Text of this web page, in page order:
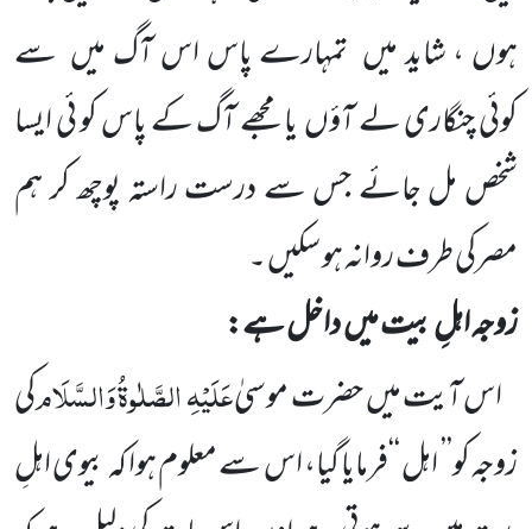
ہوں ، شاید میں تمہارے پاس اس آگ میں سے
کوئیچنگاری لے آؤںیا مجھے آگ کے پاس کو ئی ایسا
شخص مل جائے جس سے درست راستہ پوچھ کر ہم
مصرکی طرف روانہ ہو سکیں ۔
زوجہ اہلِ بیت میںداخل ہے:
اس آیت میںحضرت موسیٰعَلَیْہِالصَّلٰوۃُ وَالسَّلَامکی
زوجہ کو’’ اہل ‘‘فرمایا گیا، اس سے معلوم ہوا کہ بیوی اہلِ